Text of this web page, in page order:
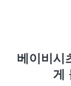
베이비시
게